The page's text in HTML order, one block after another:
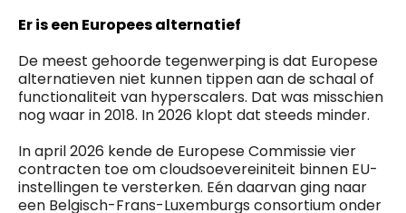
Er is een Europees alternatief
De meest gehoorde tegenwerping is dat Europese
alternatieven niet kunnen tippen aan de schaal of
functionaliteit van hyperscalers. Dat was misschien
nog waar in 2018. In 2026 klopt dat steeds minder.
In april 2026 kende de Europese Commissie vier
contracten toe om cloudsoevereiniteit binnen EU-
instellingen te versterken. Eén daarvan ging naar
een Belgisch-Frans-Luxemburgs consortium onder